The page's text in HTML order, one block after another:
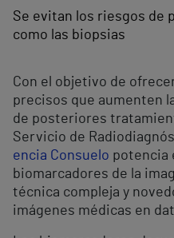
Se evitan los riesgos de
como las biopsias
Con el objetivo de
precisos que aumenten
de posteriores
Servicio de
encia Consuelo potencia
biomarcadores de la
técnica compleja y
imágenes médicas en